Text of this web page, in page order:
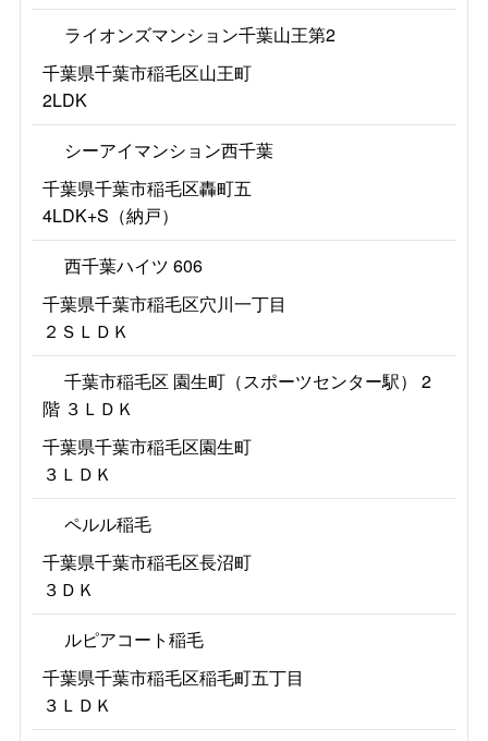
ライオンズマンション千葉山王第2
千葉県千葉市稲毛区山王町
2LDK
シーアイマンション西千葉
千葉県千葉市稲毛区轟町五
4LDK+S（納戸）
西千葉ハイツ 606
千葉県千葉市稲毛区穴川一丁目
２ＳＬＤＫ
千葉市稲毛区 園生町（スポーツセンター駅） 2
階 ３ＬＤＫ
千葉県千葉市稲毛区園生町
３ＬＤＫ
ペルル稲毛
千葉県千葉市稲毛区長沼町
３ＤＫ
ルピアコート稲毛
千葉県千葉市稲毛区稲毛町五丁目
３ＬＤＫ